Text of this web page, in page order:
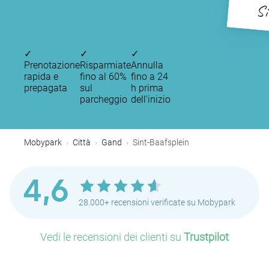
✓
Prenotazione
rapida e
prepagata
✓
Risparmiate
fino al 60%
sul
parcheggio
✓
Annulla
fino a 24
h prima
dell’inizio
Mobypark Città Gand Sint-Baafsplein
4,6 28.000+ recensioni verificate su Mobypark
Vedi le recensioni dei clienti su Trustpilot